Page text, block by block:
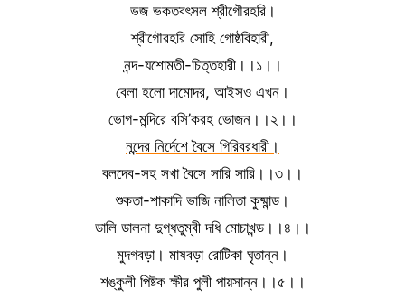
ভজ ভকতবৎসল শ্রীগৌরহরি।
শ্রীগৌরহরি সোহি গোষ্ঠবিহারী,
নন্দ-যশোমতী-চিত্তহারী।।১।।
বেলা হলো দামোদর, আইসও এখন।
ভোগ-মন্দিরে বসি’করহ ভোজন।।২।।
নন্দের নির্দেশে বৈসে গিরিবরধারী।
বলদেব-সহ সখা বৈসে সারি সারি।।৩।।
শুকতা-শাকাদি ভাজি নালিতা কুষ্মান্ড।
ডালি ডালনা দুগ্ধতুম্বী দধি মোচাখন্ড।।৪।।
মুদগবড়া। মাষবড়া রোটিকা ঘৃতান্ন।
শঙ্কুলী পিষ্টক ক্ষীর পুলী পায়সান্ন।।৫।।